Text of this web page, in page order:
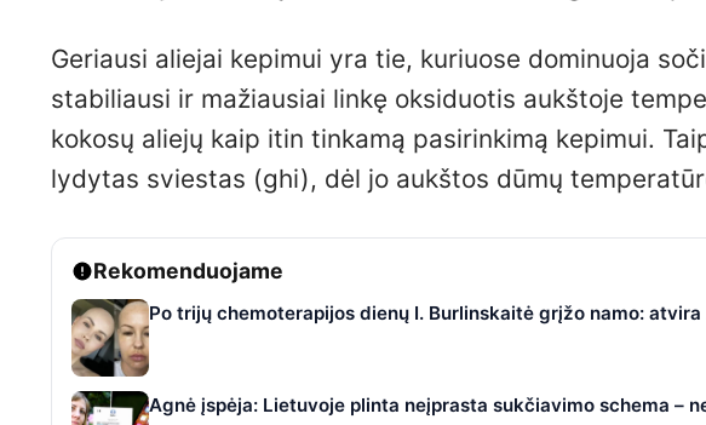
Geriausi aliejai kepimui yra tie, kuriuose dominuoja
stabiliausi ir mažiausiai linkę oksiduotis aukštoje
kokosų aliejų kaip itin tinkamą pasirinkimą kepimui.
lydytas sviestas (ghi), dėl jo aukštos dūmų
Rekomenduojame
Po trijų chemoterapijos dienų I. Burlinskaitė grįžo namo:
Agnė įspėja: Lietuvoje plinta neįprasta sukčiavimo schema –